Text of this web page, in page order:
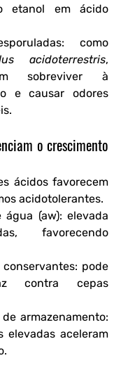
etanol em ácido
acidoterrestris,
sobreviver à
e causar odores
o crescimento
ácidos favorecem
acidotolerantes.
água (aw): elevada
favorecendo
: pode
contra cepas
armazenamento:
elevadas aceleram